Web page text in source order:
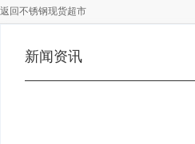
返回不锈钢现货超市
新闻资讯